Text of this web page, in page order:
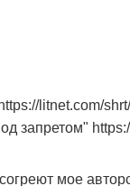
litnet.com/
запретом"
мое